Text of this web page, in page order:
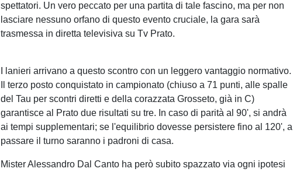
spettatori. Un vero peccato per una partita di tale fascino, ma per non
lasciare nessuno orfano di questo evento cruciale, la gara sarà
trasmessa in diretta televisiva su Tv Prato.
I lanieri arrivano a questo scontro con un leggero vantaggio normativo.
Il terzo posto conquistato in campionato (chiuso a 71 punti, alle spalle
del Tau per scontri diretti e della corazzata Grosseto, già in C)
garantisce al Prato due risultati su tre. In caso di parità al 90', si andrà
ai tempi supplementari; se l'equilibrio dovesse persistere fino al 120', a
passare il turno saranno i padroni di casa.
Mister Alessandro Dal Canto ha però subito spazzato via ogni ipotesi